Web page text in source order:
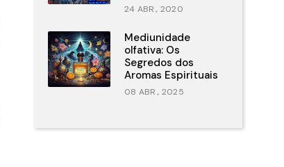
24 ABR., 2020
Mediunidade
olfativa: Os
Segredos dos
Aromas Espirituais
08 ABR., 2025